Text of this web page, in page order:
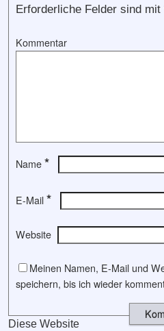
Erforderliche Felder sind mit
Kommentar
Name *
E-Mail *
Website
Meinen Namen, E-Mail und
speichern, bis ich wieder
Diese Website